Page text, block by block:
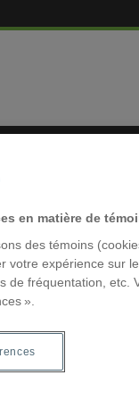
: un outil de
en matière de
des témoins
votre expérience sur
de fréquentation, etc.
».